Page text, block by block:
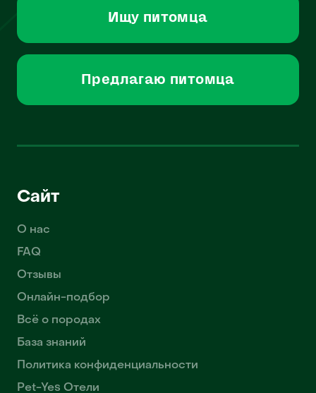
Ищу питомца
Предлагаю питомца
Сайт
О нас
FAQ
Отзывы
Онлайн-подбор
Всё о породах
База знаний
Политика конфиденциальности
Pet-Yes Отели